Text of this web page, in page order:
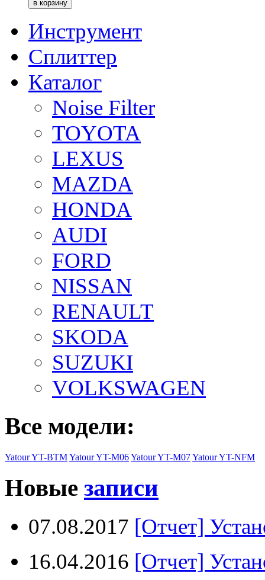
Инструмент
Сплиттер
Каталог
Noise Filter
TOYOTA
LEXUS
MAZDA
HONDA
AUDI
FORD
NISSAN
RENAULT
SKODA
SUZUKI
VOLKSWAGEN
Все модели:
Yatour YT-BTMYatour YT-M06Yatour YT-M07Yatour YT-NFM
Новые записи
07.08.2017 [Отчет]
16.04.2016 [Отчет]